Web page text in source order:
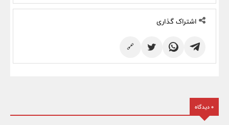
اشتراک گذاری
🔗
0 دیدگاه